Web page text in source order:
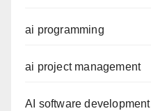
ai programming
ai project management
AI software development